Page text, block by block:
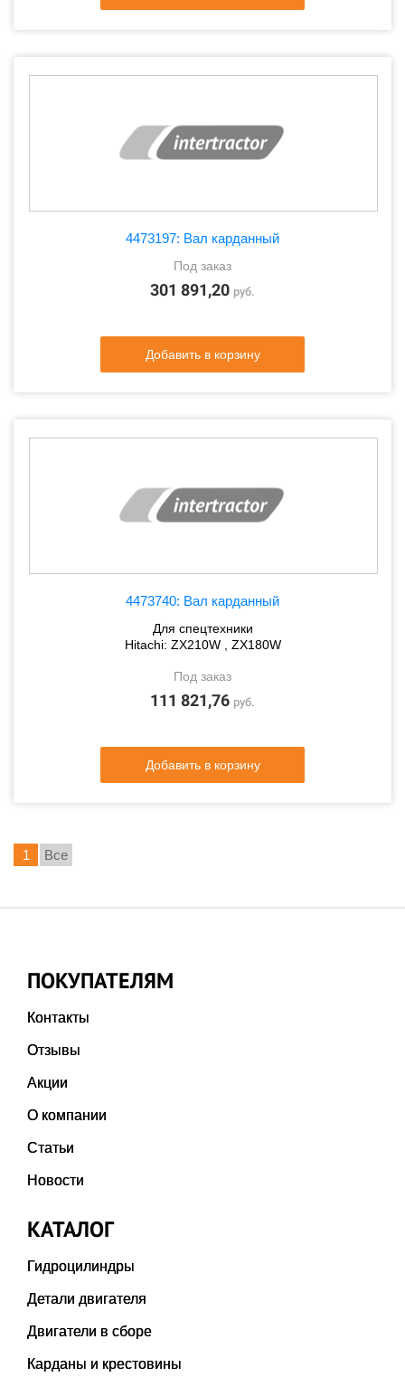
4473197: Вал карданный
Под заказ
301 891,20 руб.
Добавить в корзину
4473740: Вал карданный
Для спецтехники
Hitachi: ZX210W , ZX180W
Под заказ
111 821,76 руб.
Добавить в корзину
1 Все
ПОКУПАТЕЛЯМ
Контакты
Отзывы
Акции
О компании
Статьи
Новости
КАТАЛОГ
Гидроцилиндры
Детали двигателя
Двигатели в сборе
Карданы и крестовины